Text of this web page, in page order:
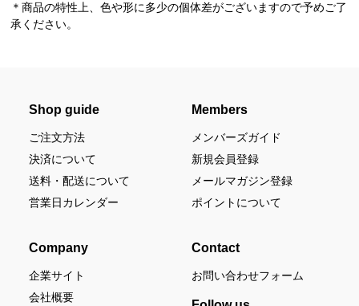
＊商品の特性上、色や形に多少の個体差がございますので予めご了
承ください。
Shop guide
ご注文方法
決済について
送料・配送について
営業日カレンダー
Members
メンバーズガイド
新規会員登録
メールマガジン登録
ポイントについて
Company
企業サイト
会社概要
Contact
お問い合わせフォーム